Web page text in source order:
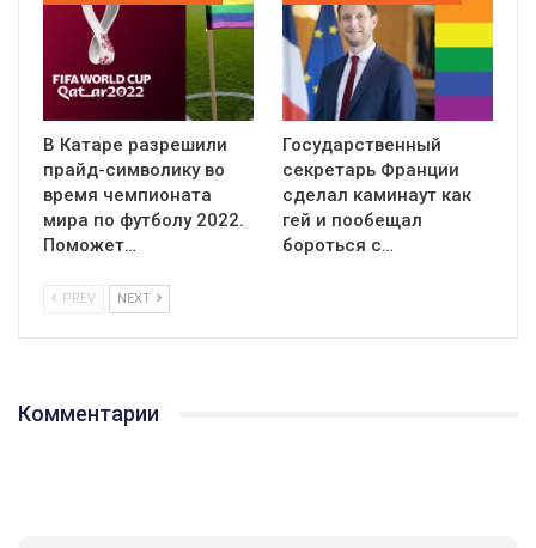
В Катаре разрешили
прайд-символику во
время чемпионата
мира по футболу 2022.
Поможет…
Государственный
секретарь Франции
сделал каминаут как
гей и пообещал
бороться с…
PREV NEXT
Комментарии